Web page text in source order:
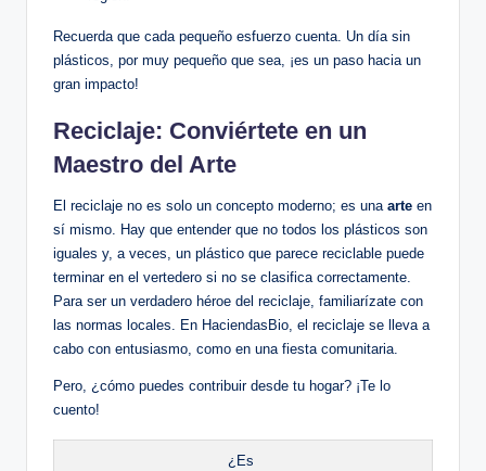
Recuerda que cada pequeño esfuerzo cuenta. Un día sin
plásticos, por muy pequeño que sea, ¡es un paso hacia un
gran impacto!
Reciclaje: Conviértete en un
Maestro del Arte
El reciclaje no es solo un concepto moderno; es una arte en
sí mismo. Hay que entender que no todos los plásticos son
iguales y, a veces, un plástico que parece reciclable puede
terminar en el vertedero si no se clasifica correctamente.
Para ser un verdadero héroe del reciclaje, familiarízate con
las normas locales. En HaciendasBio, el reciclaje se lleva a
cabo con entusiasmo, como en una fiesta comunitaria.
Pero, ¿cómo puedes contribuir desde tu hogar? ¡Te lo
cuento!
¿Es